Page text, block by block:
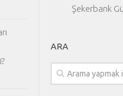
Şekerbank
ARA